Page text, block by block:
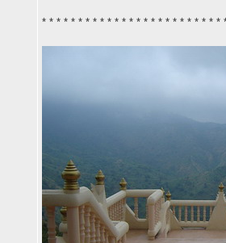
* * * * * * * * * * * * * * * * * * * * * * * * *